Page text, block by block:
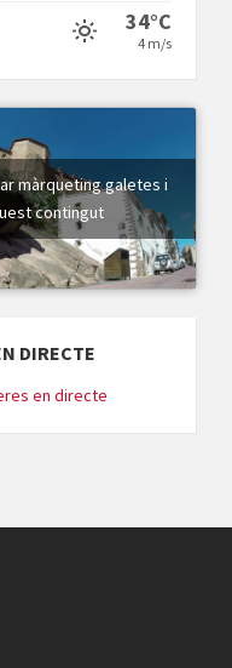
Hit parit
34°C
4 m/s
màrqueting galetes i
contingut
DIRECTE
en directe